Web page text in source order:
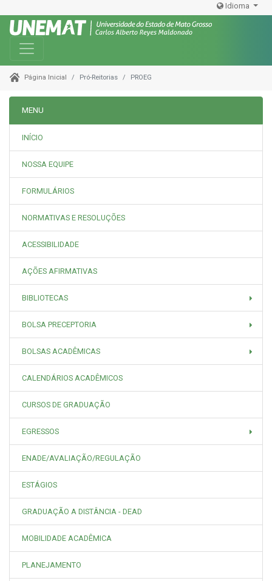
Idioma
Toggle navigation
Página Inicial Pró-Reitorias PROEG
MENU
INÍCIO
NOSSA EQUIPE
FORMULÁRIOS
NORMATIVAS E RESOLUÇÕES
ACESSIBILIDADE
AÇÕES AFIRMATIVAS
BIBLIOTECAS
BOLSA PRECEPTORIA
BOLSAS ACADÊMICAS
CALENDÁRIOS ACADÊMICOS
CURSOS DE GRADUAÇÃO
EGRESSOS
ENADE/AVALIAÇÃO/REGULAÇÃO
ESTÁGIOS
GRADUAÇÃO A DISTÂNCIA - DEAD
MOBILIDADE ACADÊMICA
PLANEJAMENTO